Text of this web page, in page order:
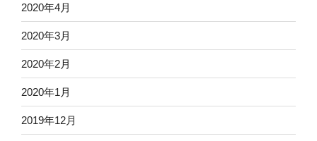
2020年4月
2020年3月
2020年2月
2020年1月
2019年12月